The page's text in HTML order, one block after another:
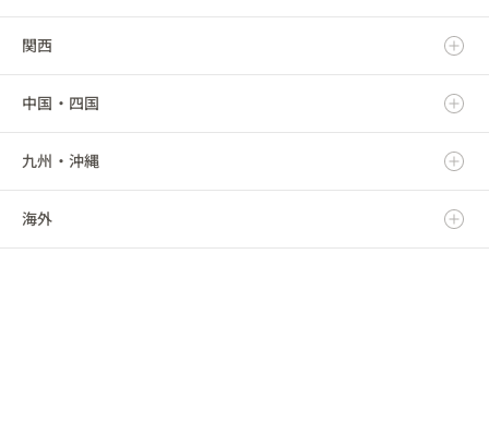
秋田県
山形県
福島県
群馬県
埼玉県
千葉県
東京都
静岡県
愛知県
三重県
新潟県
富山県
石川県
福井県
関西
滋賀県
京都府
大阪府
中国・四国
鳥取県
島根県
九州・沖縄
福岡県
海外